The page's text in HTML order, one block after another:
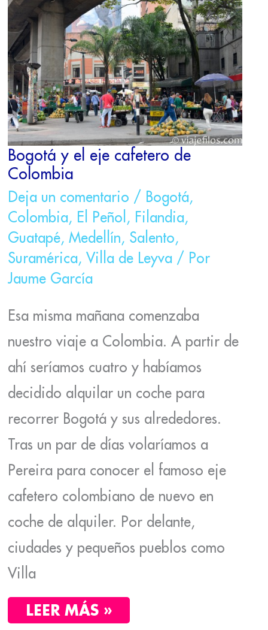
Bogotá y el eje cafetero de
Colombia
Deja un comentario / Bogotá,
Colombia, El Peñol , Filandia,
Guatapé, Medellín, Salento,
Suramérica, Villa de Leyva/ Por
Jaume García
Esa misma mañana comenzaba
nuestro viaje a Colombia. A partir de
ahí seríamos cuatro y habíamos
decidido alquilar un coche para
recorrer Bogotá y sus alrededores.
Tras un par de días volaríamos a
Pereira para conocer el famoso eje
cafetero colombiano de nuevo en
coche de alquiler. Por delante,
ciudades y pequeños pueblos como
Villa
LEER MÁS »
EL
EJE
CAFETERO
DE
COLOMBIA